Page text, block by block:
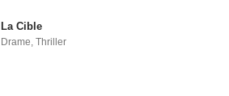
La Cible
Drame,Thriller